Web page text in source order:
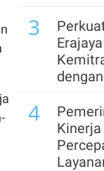
3
4
Kinerja